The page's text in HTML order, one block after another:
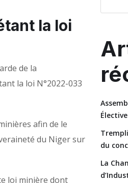
la loi
de la
la loi N°2022-033
afin de le
du Niger sur
loi minière dont
du
La